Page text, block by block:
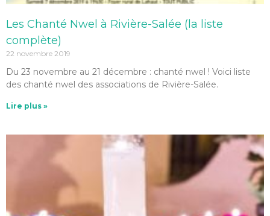
Les Chanté Nwel à Rivière-Salée (la liste
complète)
22 novembre 2019
Du 23 novembre au 21 décembre : chanté nwel ! Voici liste
des chanté nwel des associations de Rivière-Salée.
Lire plus »